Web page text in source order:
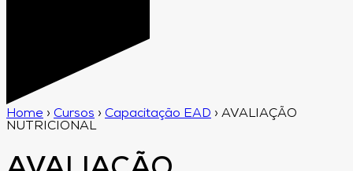
Home › Cursos › Capacitação EAD › AVALIAÇÃO
NUTRICIONAL